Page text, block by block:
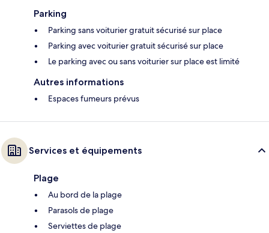
Parking
Parking sans voiturier gratuit sécurisé sur place
Parking avec voiturier gratuit sécurisé sur place
Le parking avec ou sans voiturier sur place est limité
Autres informations
Espaces fumeurs prévus
Services et équipements
Plage
Au bord de la plage
Parasols de plage
Serviettes de plage